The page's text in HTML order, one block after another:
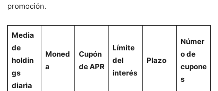
promoción.
Media
de
holdin
gs
diaria
Moned
a
Cupón
de APR
Límite
del
interés
Plazo
Númer
o de
cupone
s